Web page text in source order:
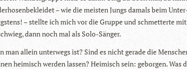
– wie die meis­ten Jungs damals beim
– stellte ich mich vor die Gruppe und schmet­terte
dann noch mal als Solo-Sänger.
man allein unter­wegs ist? Sind es nicht gerade die
hei­misch wer­den las­sen? Hei­misch sein: gebor­gen. Was